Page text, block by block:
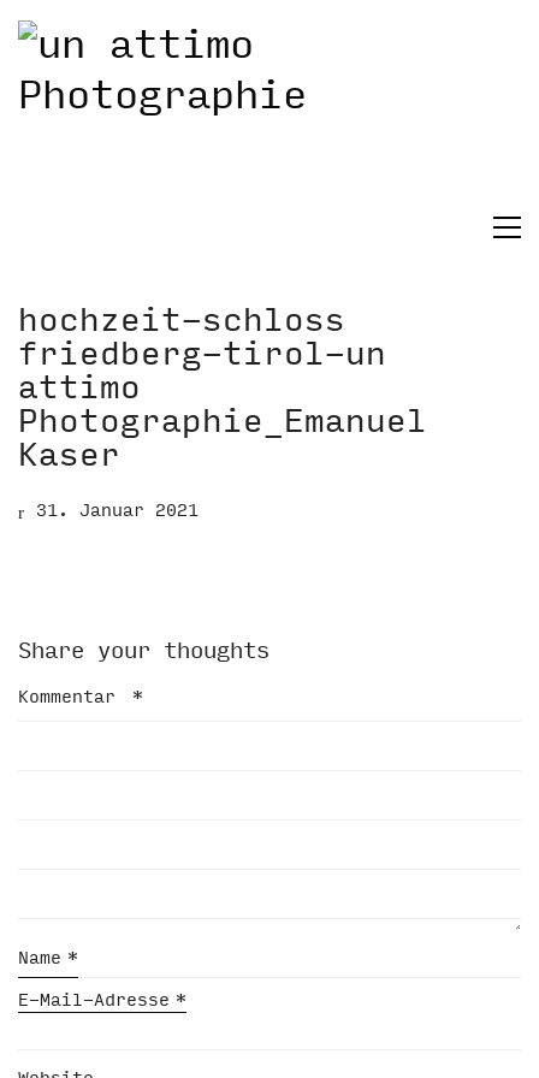
hochzeit-schloss
friedberg-tirol-un
attimo
Photographie_Emanuel
Kaser
31. Januar 2021
Share your thoughts
Kommentar *
Name *
E-Mail-Adresse *